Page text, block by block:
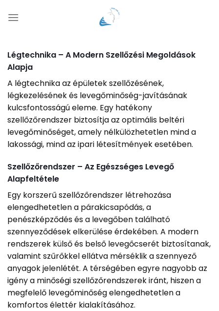
Légtechnika – A Modern Szellőzési Megoldások
Alapja
A légtechnika az épületek szellőzésének,
légkezelésének és levegőminőség-javításának
kulcsfontosságú eleme. Egy hatékony
szellőzőrendszer biztosítja az optimális beltéri
levegőminőséget, amely nélkülözhetetlen mind a
lakossági, mind az ipari létesítmények esetében.
Szellőzőrendszer – Az Egészséges Levegő
Alapfeltétele
Egy korszerű szellőzőrendszer létrehozása
elengedhetetlen a párakicsapódás, a
penészképződés és a levegőben található
szennyeződések elkerülése érdekében. A modern
rendszerek külső és belső levegőcserét biztosítanak,
valamint szűrőkkel ellátva mérséklik a szennyező
anyagok jelenlétét. A térségében egyre nagyobb az
igény a minőségi szellőzőrendszerek iránt, hiszen a
megfelelő levegőminőség elengedhetetlen a
komfortos élettér kialakításához.